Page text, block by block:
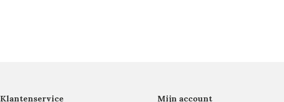
Klantenservice Mijn account